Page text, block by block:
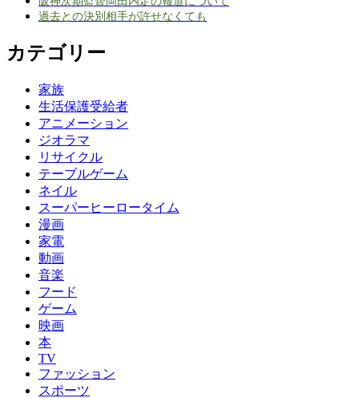
過去との決別相手が許せなくても
カテゴリー
家族
生活保護受給者
アニメーション
ジオラマ
リサイクル
テーブルゲーム
ネイル
スーパーヒーロータイム
漫画
家電
動画
音楽
フード
ゲーム
映画
本
TV
ファッション
スポーツ